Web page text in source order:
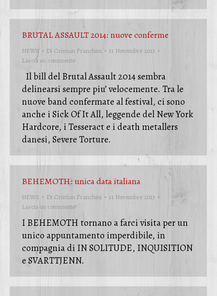
BRUTAL ASSAULT 2014: nuove conferme
NEWS Di Cristian Franchini
11 Novembre 2013
Lascia un commento
Il bill del Brutal Assault 2014 sembra
delinearsi sempre piu’ velocemente. Tra le
nuove band confermate al festival, ci sono
anche i Sick Of It All, leggende del New York
Hardcore, i Tesseract e i death metallers
danesi, Severe Torture.
BEHEMOTH: unica data italiana
NEWS Di Cristian Franchini
11 Novembre 2013
Lascia un commento
I BEHEMOTH tornano a farci visita per un
unico appuntamento imperdibile, in
compagnia di IN SOLITUDE, INQUISITION
e SVARTTJENN.